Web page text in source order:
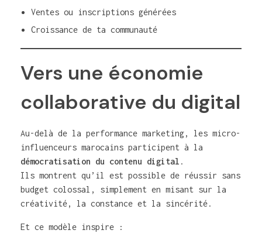
Ventes ou inscriptions générées
Croissance de ta communauté
Vers une économie
collaborative du digital
Au-delà de la performance marketing, les micro-
influenceurs marocains participent à la
démocratisation du contenu digital .
Ils montrent qu’il est possible de réussir sans
budget colossal, simplement en misant sur la
créativité, la constance et la sincérité.
Et ce modèle inspire :